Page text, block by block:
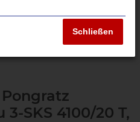
SKS 4100/20 T,
Schließen